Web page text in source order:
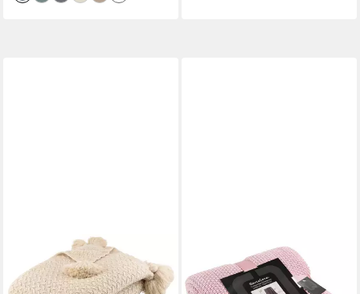
LEGER HOME BY LENA GERCKE
Wohndecke Gelsa, Strickoptik
mit Tasseln, modern und
Wohndecke Barcelona, weiche
Strickdecke, 130 x 170 cm,